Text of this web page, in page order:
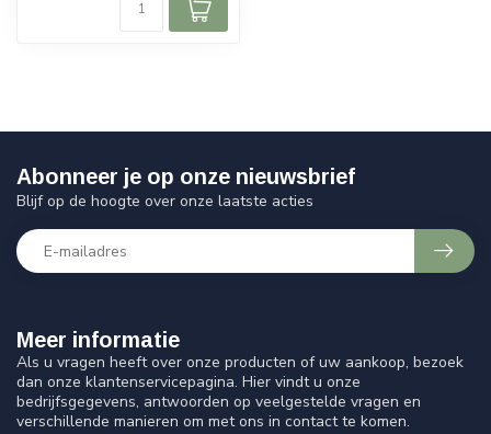
Meer informatie
Als u vragen heeft over onze producten of uw aankoop, bezoek
dan onze klantenservicepagina. Hier vindt u onze
bedrijfsgegevens, antwoorden op veelgestelde vragen en
verschillende manieren om met ons in contact te komen.
Abonneer je op onze nieuwsbrief
Blijf op de hoogte over onze laatste acties